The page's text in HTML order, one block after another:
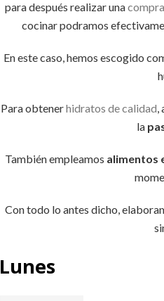
para después realizar una
cocinar podramos
En este caso, hemos escogido
Para obtenerhidratos de calidad,
la
También empleamos alimentos
Con todo lo antes dicho,
Lunes